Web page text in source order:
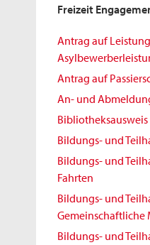
Freizeit
Antrag auf
Antrag auf
An- und
Bildungs- und
Bildungs- und
Fahrten
Bildungs- und
Bildungs- und